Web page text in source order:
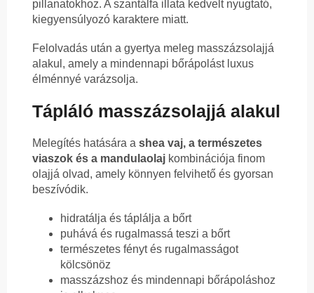
pillanatokhoz. A szantálfa illata kedvelt nyugtató,
kiegyensúlyozó karaktere miatt.
Felolvadás után a gyertya meleg masszázsolajjá
alakul, amely a mindennapi bőrápolást luxus
élménnyé varázsolja.
Tápláló masszázsolajjá alakul
Melegítés hatására a shea vaj, a természetes
viaszok és a mandulaolaj kombinációja finom
olajjá olvad, amely könnyen felvihető és gyorsan
beszívódik.
hidratálja és táplálja a bőrt
puhává és rugalmassá teszi a bőrt
természetes fényt és rugalmasságot
kölcsönöz
masszázshoz és mindennapi bőrápoláshoz